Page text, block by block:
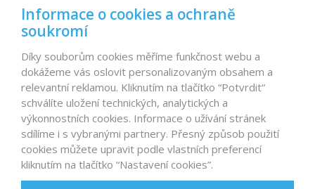
Nabídka vozů
Reference
Dovoz aut na míru – pro koho je určen?
Garanční program
Prodat auto
Finance
Prodaná auta
Proč D1 CARS?
Informace o cookies a ochraně
soukromí
Díky souborům cookies měříme funkčnost webu a
dokážeme vás oslovit personalizovaným obsahem a
relevantní reklamou. Kliknutím na tlačítko “Potvrdit“
schválíte uložení technických, analytických a
výkonnostních cookies. Informace o užívání stránek
sdílíme i s vybranými partnery. Přesný způsob použití
cookies můžete upravit podle vlastních preferencí
kliknutím na tlačítko “Nastavení cookies”.